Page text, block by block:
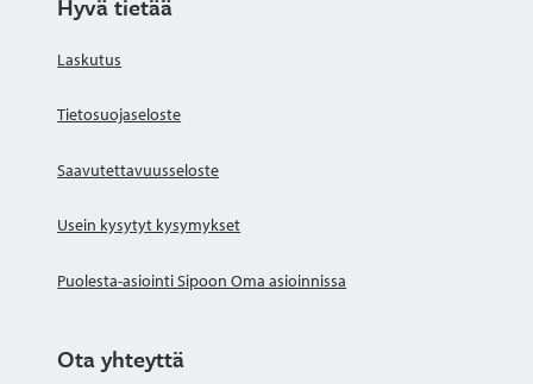
Laskutus
Tietosuojaseloste
Saavutettavuusseloste
Usein kysytyt kysymykset
Puolesta-asiointi Sipoon Oma asioinnissa
Ota yhteyttä